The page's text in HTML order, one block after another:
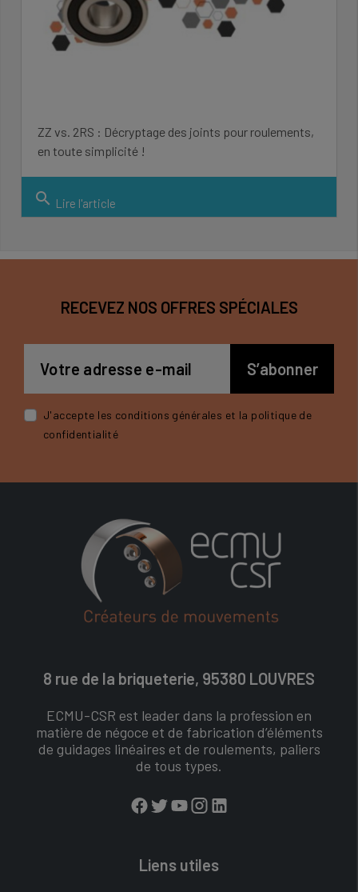
ZZ vs. 2RS : Décryptage des joints pour roulements,
en toute simplicité !
search Lire l'article
RECEVEZ NOS OFFRES SPÉCIALES
J'accepte les conditions générales et la politique de
confidentialité
8 rue de la briqueterie, 95380 LOUVRES
ECMU-CSR est leader dans la profession en
matière de négoce et de fabrication d’éléments
de guidages linéaires et de roulements, paliers
de tous types.
Liens utiles